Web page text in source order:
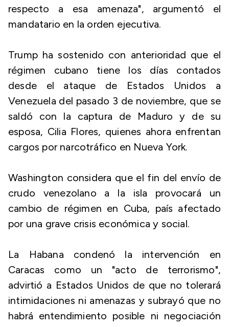
respecto a esa amenaza", argumentó el
mandatario en la orden ejecutiva.
Trump ha sostenido con anterioridad que el
régimen cubano tiene los días contados
desde el ataque de Estados Unidos a
Venezuela del pasado 3 de noviembre, que se
saldó con la captura de Maduro y de su
esposa, Cilia Flores, quienes ahora enfrentan
cargos por narcotráfico en Nueva York.
Washington considera que el fin del envío de
crudo venezolano a la isla provocará un
cambio de régimen en Cuba, país afectado
por una grave crisis económica y social.
La Habana condenó la intervención en
Caracas como un "acto de terrorismo",
advirtió a Estados Unidos de que no tolerará
intimidaciones ni amenazas y subrayó que no
habrá entendimiento posible ni negociación